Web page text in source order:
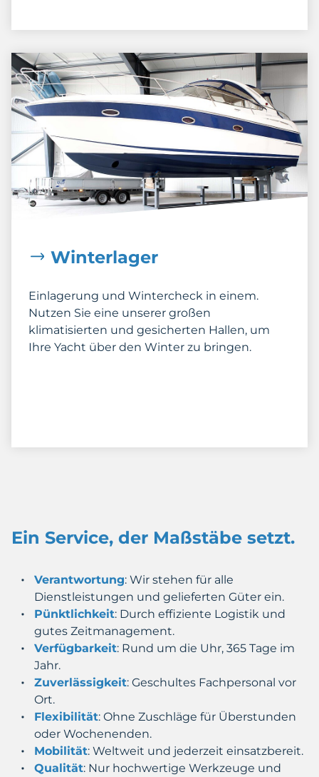
Winterlager
Einlagerung und Wintercheck in einem.
Nutzen Sie eine unserer großen
klimatisierten und gesicherten Hallen, um
Ihre Yacht über den Winter zu bringen.
Ein Service, der Maßstäbe setzt.
Verantwortung: Wir stehen für alle
Dienstleistungen und gelieferten Güter ein.
Pünktlichkeit: Durch effiziente Logistik und
gutes Zeitmanagement.
Verfügbarkeit: Rund um die Uhr, 365 Tage im
Jahr.
Zuverlässigkeit: Geschultes Fachpersonal vor
Ort.
Flexibilität: Ohne Zuschläge für Überstunden
oder Wochenenden.
Mobilität: Weltweit und jederzeit einsatzbereit.
Qualität: Nur hochwertige Werkzeuge und